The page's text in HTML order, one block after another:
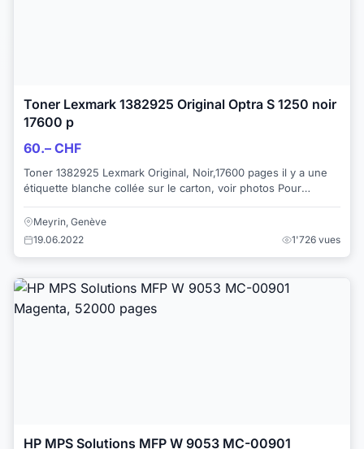
Toner Lexmark 1382925 Original Optra S 1250 noir
17600 p
60.– CHF
Toner 1382925 Lexmark Original, Noir,17600 pages il y a une
étiquette blanche collée sur le carton, voir photos Pour
Meyrin, Genève
19.06.2022
1'726 vues
HP MPS Solutions MFP W 9053 MC-00901